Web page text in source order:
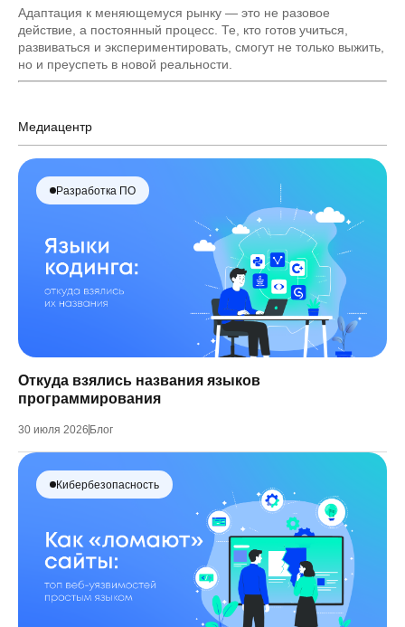
Адаптация к меняющемуся рынку — это не разовое
действие, а постоянный процесс. Те, кто готов учиться,
развиваться и экспериментировать, смогут не только выжить,
но и преуспеть в новой реальности.
Медиацентр
Разработка ПО
Откуда взялись названия языков
программирования
30 июля 2026 Блог
Кибербезопасность